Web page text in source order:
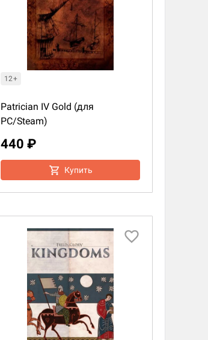
12+
Patrician IV Gold (для
PC/Steam)
440 ₽
Купить